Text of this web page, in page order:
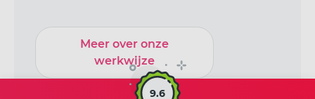
Meer over onze
werkwijze
9.6